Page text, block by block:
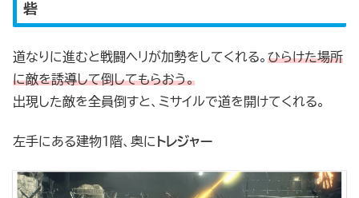
砦
道なりに進むと戦闘ヘリが加勢をしてくれる。 ひらけた場所
に敵を誘導して倒してもらおう。
出現した敵を全員倒すと、ミサイルで道を開けてくれる。
左手にある建物1階、奥に トレジャー